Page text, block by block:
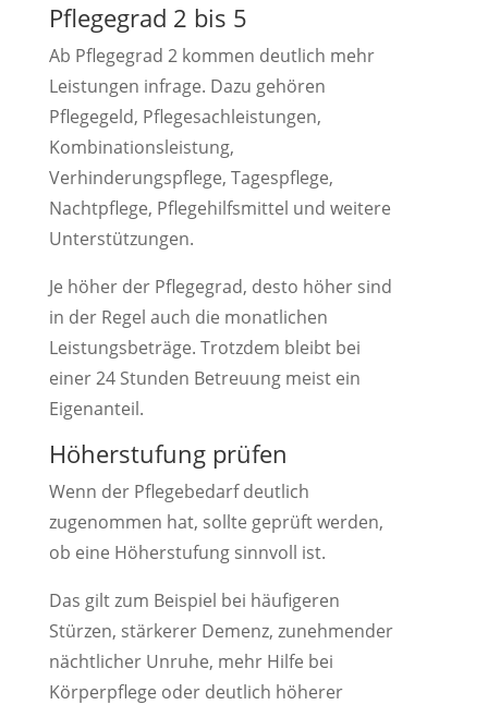
Pflegegrad 2 bis 5
Ab Pflegegrad 2 kommen deutlich mehr
Leistungen infrage. Dazu gehören
Pflegegeld, Pflegesachleistungen,
Kombinationsleistung,
Verhinderungspflege, Tagespflege,
Nachtpflege, Pflegehilfsmittel und weitere
Unterstützungen.
Je höher der Pflegegrad, desto höher sind
in der Regel auch die monatlichen
Leistungsbeträge. Trotzdem bleibt bei
einer 24 Stunden Betreuung meist ein
Eigenanteil.
Höherstufung prüfen
Wenn der Pflegebedarf deutlich
zugenommen hat, sollte geprüft werden,
ob eine Höherstufung sinnvoll ist.
Das gilt zum Beispiel bei häufigeren
Stürzen, stärkerer Demenz, zunehmender
nächtlicher Unruhe, mehr Hilfe bei
Körperpflege oder deutlich höherer